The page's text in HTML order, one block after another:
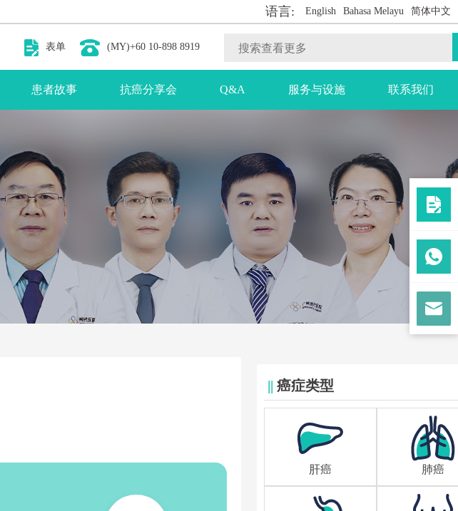
语言: English Bahasa Melayu 简体中文
表单 (MY)+60 10-898 8919
患者故事 抗癌分享会 Q&A 服务与设施 联系我们
|| 癌症类型
肝癌 肺癌